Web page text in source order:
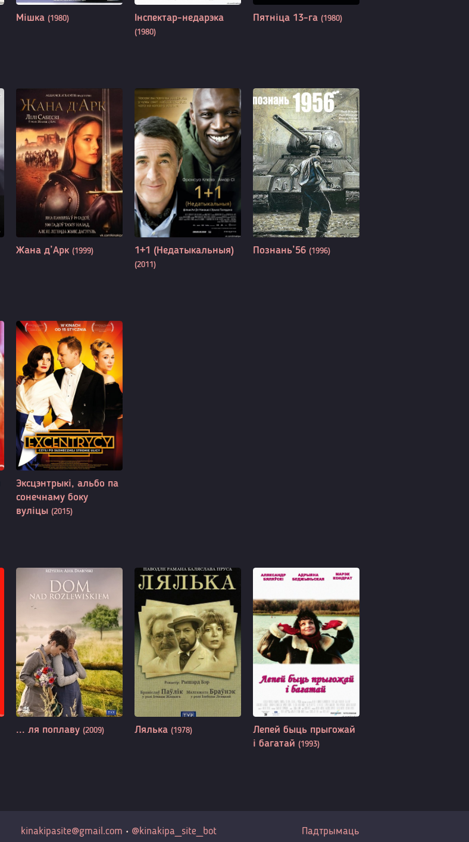
Мішка (1980) Інспектар-недарэка
(1980)
Пятніца 13-га (1980)
Жана д’Арк (1999) 1+1 (Недатыкальныя)
(2011)
Познань’56 (1996)
Эксцэнтрыкі, альбо па
сонечнаму боку
вуліцы (2015)
... ля поплаву (2009) Лялька (1978)
Лепей быць прыгожай
і багатай (1993)
kinakipasite@gmail.com • @kinakipa_site_bot Падтрымаць